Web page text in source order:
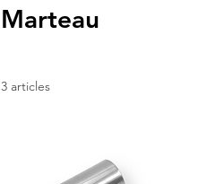
Marteau
3 articles